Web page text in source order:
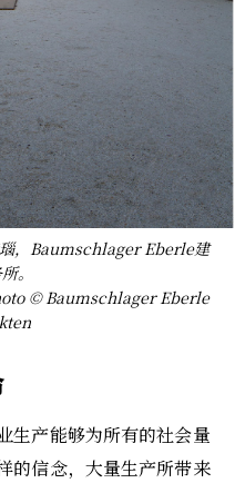
，Baumschlager Eberle建
。
© Baumschlager Eberle
生产能够为所有的社会量
的信念，大量生产所带来